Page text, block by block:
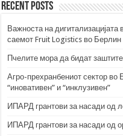
Recent Posts
Важноста на дигитализацијата
саемот Fruit Logistics во Берлин
Пчелите мора да бидат
Агро-прехранбениот сектор во
“иновативен” и “инклузивен”
ИПАРД грантови за насади од
ИПАРД грантови за насади од